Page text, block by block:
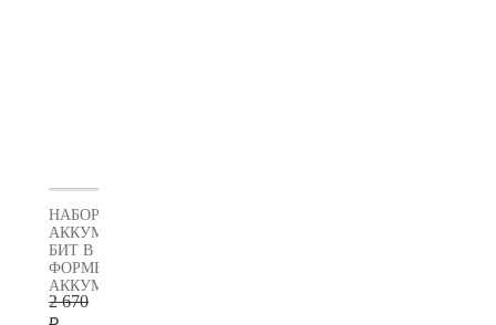
НАБОР
АККУМУЛЯТОРНЫХ
БИТ В
ФОРМЕ
АККУМУЛЯТОРА,
32
ПРЕДМЕТА,
2 670